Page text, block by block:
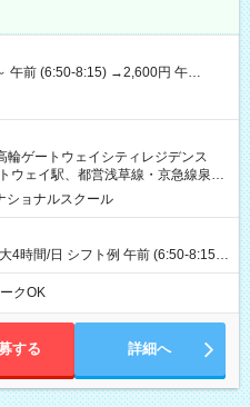
午前 (6:50-8:15) →2,600円 午
与は本採用時と同じです。
ゲートウェイシティレジデンス
ウェイ駅、都営浅草線・京急線泉岳
ショナルスクール
4時間/日 シフト例 午前 (6:50-8:15)
クOK
する 詳細へ